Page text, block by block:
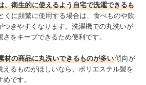
、衛生的に使えるよう自宅で洗濯できるも
くに頻繁に使用する場合は、食べものや飲
つきやすくなります。洗濯機での丸洗いが
をキープできるため便利です。
材の商品に丸洗いできるものが多い傾向が
えるものがほしいなら、ポリエステル製を
です。